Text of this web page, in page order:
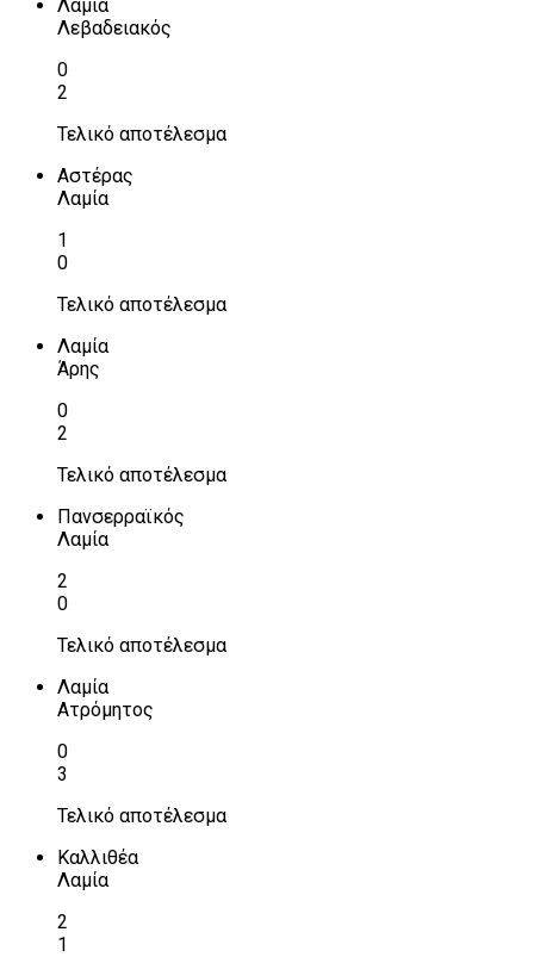
Λαμία
Λεβαδειακός
0
2
Τελικό αποτέλεσμα
Αστέρας
Λαμία
1
0
Τελικό αποτέλεσμα
Λαμία
Άρης
0
2
Τελικό αποτέλεσμα
Πανσερραϊκός
Λαμία
2
0
Τελικό αποτέλεσμα
Λαμία
Ατρόμητος
0
3
Τελικό αποτέλεσμα
Καλλιθέα
Λαμία
2
1